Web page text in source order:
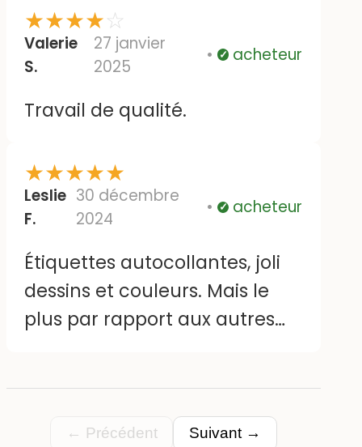
retraite Bien cordialement
mme chemin
★★★★☆
Valerie
S.
27 janvier
2025
Vérifié
acheteur
Travail de qualité.
★★★★★
Leslie
F.
30 décembre
2024
Vérifié
acheteur
Étiquettes autocollantes, joli
dessins et couleurs. Mais le
plus par rapport aux autres
tous supports !
← Précédent Suivant →